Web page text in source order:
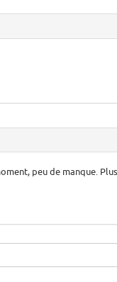
peu de manque.